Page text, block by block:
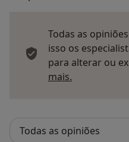
Todas as
isso os
para alterar ou
mais.